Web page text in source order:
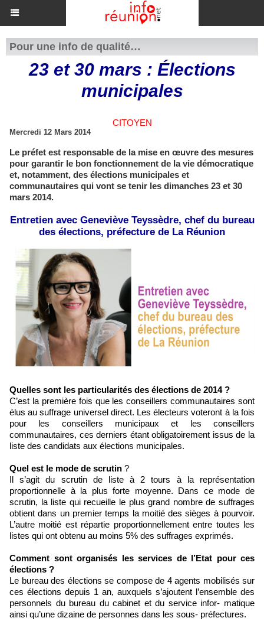
Pour une info de qualité…
23 et 30 mars : Élections
municipales
CITOYEN
Mercredi 12 Mars 2014
Le préfet est responsable de la mise en œuvre des mesures
pour garantir le bon fonctionnement de la vie démocratique
et, notamment, des élections municipales et
communautaires qui vont se tenir les dimanches 23 et 30
mars 2014.
Entretien avec Geneviève Teyssèdre, chef du bureau
des élections, préfecture de La Réunion
Quelles sont les particularités des élections de 2014 ?
C’est la première fois que les conseillers communautaires sont
élus au suffrage universel direct. Les électeurs voteront à la fois
pour les conseillers municipaux et les conseillers
communautaires, ces derniers étant obligatoirement issus de la
liste des candidats aux élections municipales.
Quel est le mode de scrutin ?
Il s’agit du scrutin de liste à 2 tours à la représentation
proportionnelle à la plus forte moyenne. Dans ce mode de
scrutin, la liste qui recueille le plus grand nombre de suffrages
obtient dans un premier temps la moitié des sièges à pourvoir.
L’autre moitié est répartie proportionnellement entre toutes les
listes qui ont obtenu au moins 5% des suffrages exprimés.
Comment sont organisés les services de l’Etat pour ces
élections ?
Le bureau des élections se compose de 4 agents mobilisés sur
ces élections depuis 1 an, auxquels s’ajoutent l’ensemble des
personnels du bureau du cabinet et du service infor- matique
ainsi qu’une dizaine de personnes dans les sous- préfectures.